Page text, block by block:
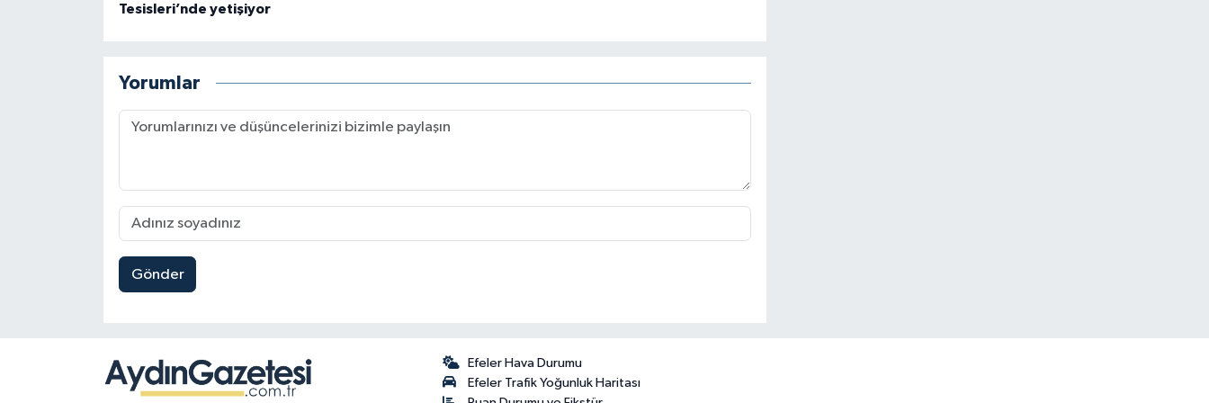
Tesisleri’nde yetişiyor
Yorumlar
Gönder
Efeler Hava Durumu
Efeler Trafik Yoğunluk Haritası